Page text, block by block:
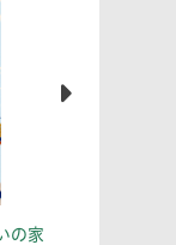
の家